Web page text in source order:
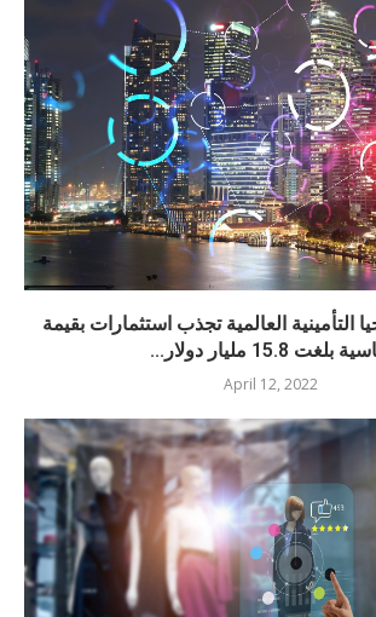
التأمينية العالمية تجذب استثمارات بقيمة
بلغت 15.8 مليار دولار...
April 12, 2022